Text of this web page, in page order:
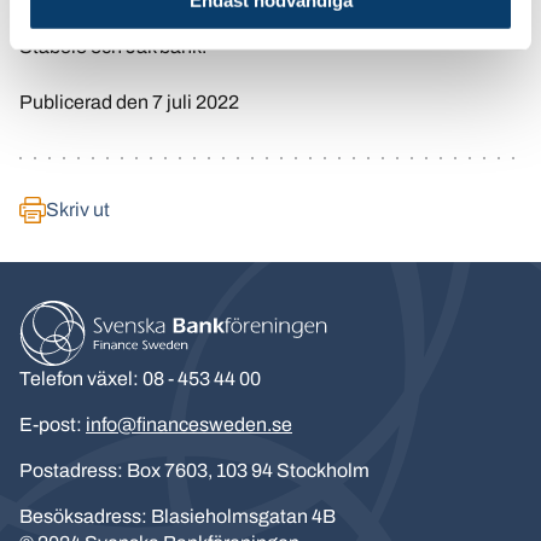
Stabelo och Jak bank.
Publicerad den 7 juli 2022
Skriv ut
Telefon växel: 08 - 453 44 00
E-post: info@financesweden.se
Postadress: Box 7603, 103 94 Stockholm
Besöksadress: Blasieholmsgatan 4B